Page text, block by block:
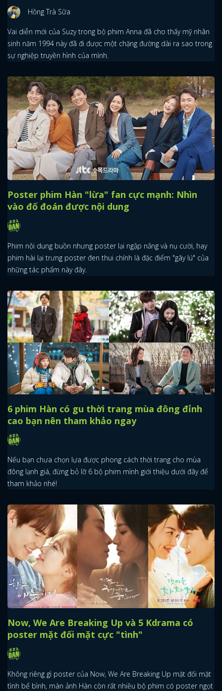
Hồng Trà Sữa
Vai diễn mới của Suzy trong bộ phim Anna đã cho thấy mỹ nhân
sinh năm 1994 này đã đi được một chặng đường dài ra sao trong
sự nghiệp truyền hình của mình.
Poster phim Hàn "lừa" fan cực mạnh: Nhìn
vào đố đoán được nội dung
Phim nội dung buồn nhưng poster lại ngập nắng và nụ cười, hay
phim hài lại trưng poster đen thui chính là đặc điểm "gây lú" của
những tác phẩm này đây.
6 phim Hàn có gu thời trang mùa đông đỉnh
cao bạn nên tham khảo ngay
Nếu bạn chưa chọn lựa được phong cách thời trang cho mùa
đông lạnh giá, đừng bỏ lỡ 6 bộ phim mình giới thiệu dưới đây để
tham khảo nhé!
Now, We Are Breaking Up và 5 Kdrama có
poster mặt đối mặt cực "tình"
Không riêng gì poster của Now, We Are Breaking Up mặt đối mặt
tình bể bình, màn ảnh Hàn còn rất nhiều bộ phim có poster ngọt